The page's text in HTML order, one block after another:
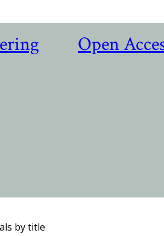
Open
by title